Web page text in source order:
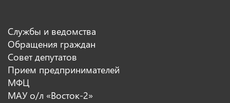
Службы и ведомства
Обращения граждан
Совет депутатов
Прием предпринимателей
МФЦ
МАУ о/л «Восток-2»